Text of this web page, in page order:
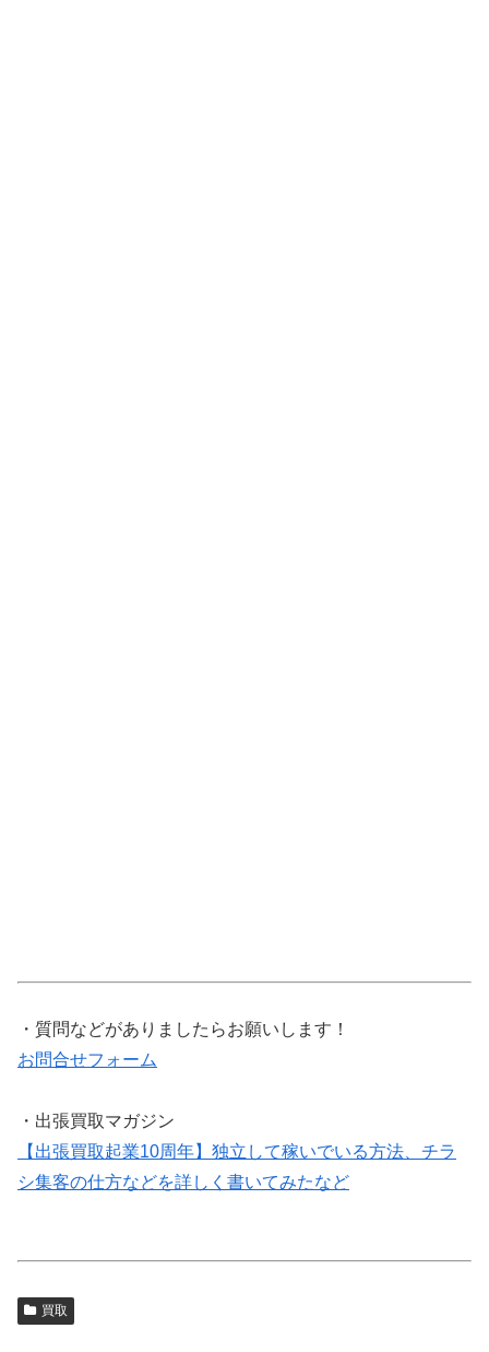
・質問などがありましたらお願いします！
お問合せフォーム
・出張買取マガジン
【出張買取起業10周年】独立して稼いでいる方法、チラ
シ集客の仕方などを詳しく書いてみたなど
買取